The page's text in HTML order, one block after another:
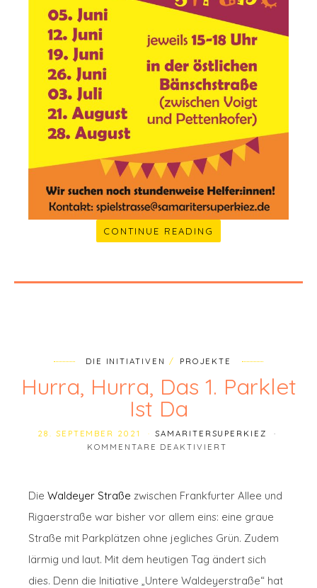
CONTINUE READING
DIE INITIATIVEN PROJEKTE
Hurra, Hurra, Das 1. Parklet
Ist Da
28. SEPTEMBER 2021
SAMARITERSUPERKIEZ
KOMMENTARE DEAKTIVIERT
Die Waldeyer Straße zwischen Frankfurter Allee und
Rigaerstraße war bisher vor allem eins: eine graue
Straße mit Parkplätzen ohne jegliches Grün. Zudem
lärmig und laut. Mit dem heutigen Tag ändert sich
dies. Denn die Initiative „Untere Waldeyerstraße“ hat